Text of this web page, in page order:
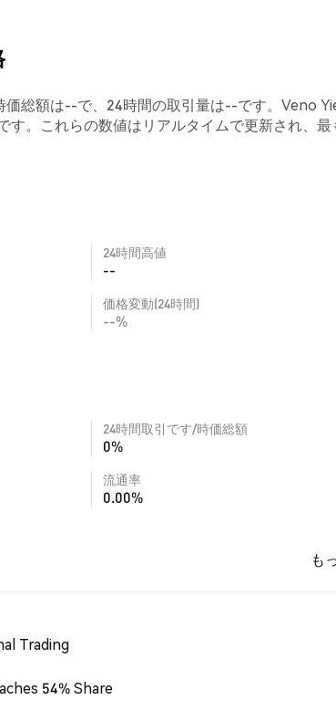
総額は--で、24時間の取引量は--です。Veno
す。これらの数値はリアルタイムで更新され、最
24時間高値
--
価格変動(24時間)
--%
24時間取引です/時価総額
0%
流通率
0.00%
も
Trading
54% Share